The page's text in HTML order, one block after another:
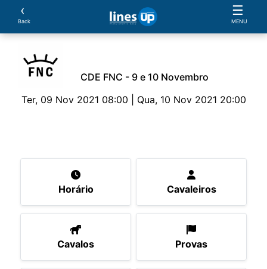
‹
Back
☰
MENU
CDE FNC - 9 e 10 Novembro
Ter, 09 Nov 2021 08:00 | Qua, 10 Nov 2021 20:00
Horário Cavaleiros
Cavalos Provas